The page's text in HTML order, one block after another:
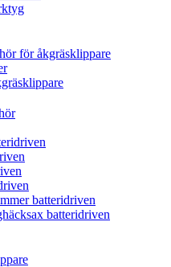
för åkgräsklippare
batteridriven
batteridriven